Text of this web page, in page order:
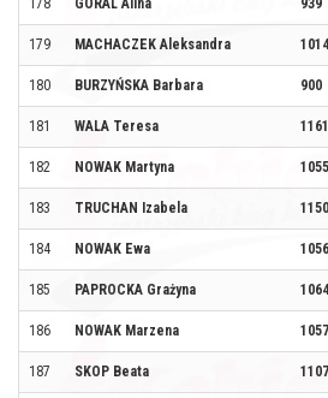
178 GÓRAL Alina 939
179 MACHACZEK Aleksandra 1014
180 BURZYŃSKA Barbara 900
181 WALA Teresa 1161
182 NOWAK Martyna 1055
183 TRUCHAN Izabela 1150
184 NOWAK Ewa 1056
185 PAPROCKA Grażyna 1064
186 NOWAK Marzena 1057
187 SKOP Beata 1107